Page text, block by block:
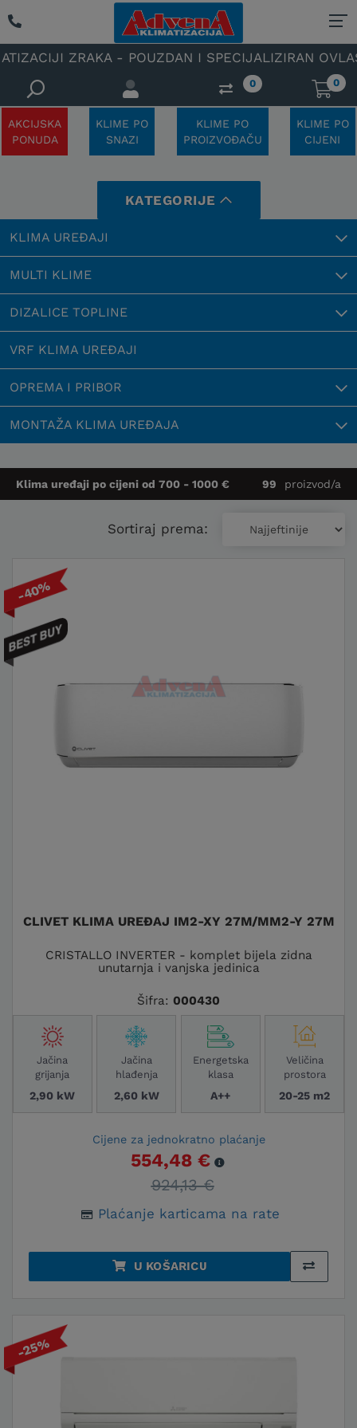
I SPECIJALIZIRAN OVLAŠTENI SERVIS
0 0
AKCIJSKA
PONUDA
KLIME PO
SNAZI
KLIME PO
PROIZVOĐAČU
KLIME PO
CIJENI
KATEGORIJE
KLIMA UREĐAJI
MULTI KLIME
DIZALICE TOPLINE
VRF KLIMA UREĐAJI
OPREMA I PRIBOR
MONTAŽA KLIMA UREĐAJA
Klima uređaji po cijeni od 700 - 1000 € 99 proizvod/a
Sortiraj prema:
-40%
CLIVET KLIMA UREĐAJ IM2-XY 27M/MM2-Y 27M
CRISTALLO INVERTER - komplet bijela zidna
unutarnja i vanjska jedinica
Šifra: 000430
Jačina
grijanja
2,90 kW
Jačina
hlađenja
2,60 kW
Energetska
klasa
A++
Veličina
prostora
20-25 m2
Cijene za jednokratno plaćanje
554,48 €
924,13 €
Plaćanje karticama na rate
U KOŠARICU
-25%